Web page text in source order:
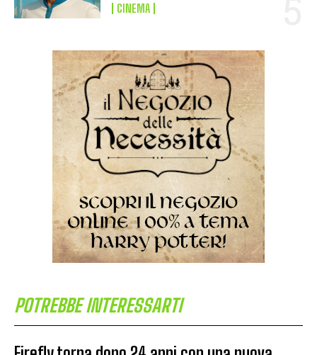
CINEMA
POTREBBE INTERESSARTI